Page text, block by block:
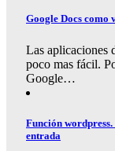
Google Docs como
Las aplicaciones
poco mas fácil.
Google…
Función
entrada